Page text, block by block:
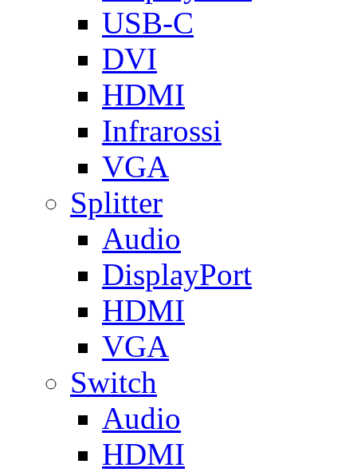
USB-C
DVI
HDMI
Infrarossi
VGA
Splitter
Audio
DisplayPort
HDMI
VGA
Switch
Audio
HDMI